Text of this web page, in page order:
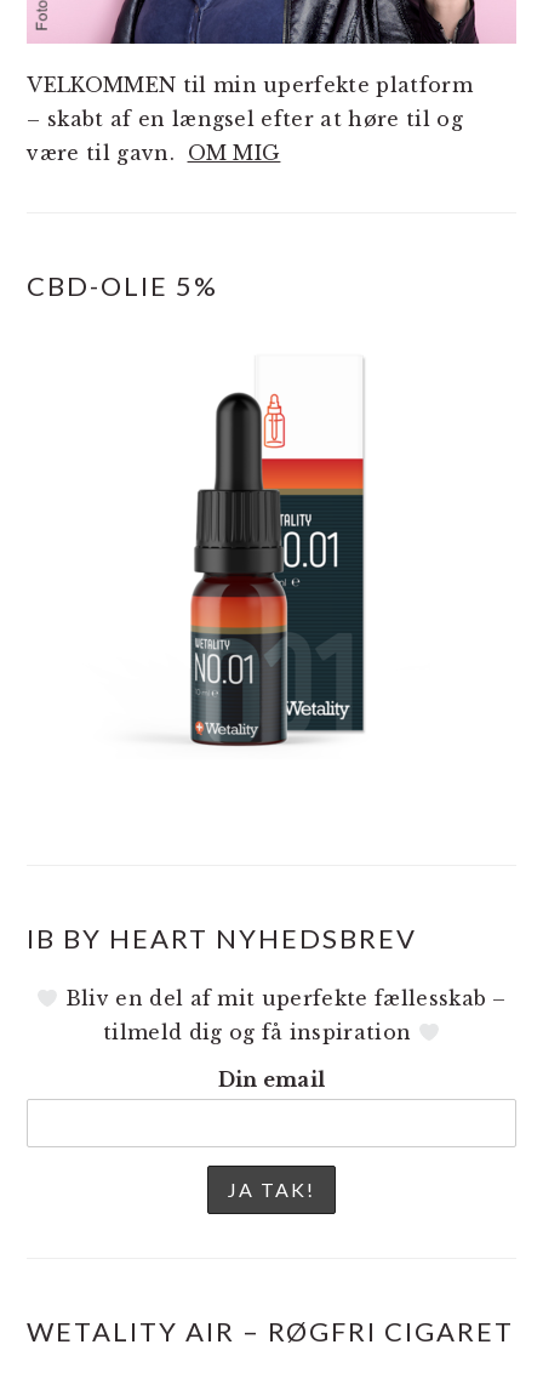
VELKOMMEN til min uperfekte platform
– skabt af en længsel efter at høre til og
være til gavn. OM MIG
CBD-OLIE 5%
IB BY HEART NYHEDSBREV
Bliv en del af mit uperfekte fællesskab –
tilmeld dig og få inspiration
Din email
WETALITY AIR – RØGFRI CIGARET